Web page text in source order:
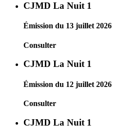
CJMD La Nuit 1
Émission du 13 juillet 2026
Consulter
CJMD La Nuit 1
Émission du 12 juillet 2026
Consulter
CJMD La Nuit 1